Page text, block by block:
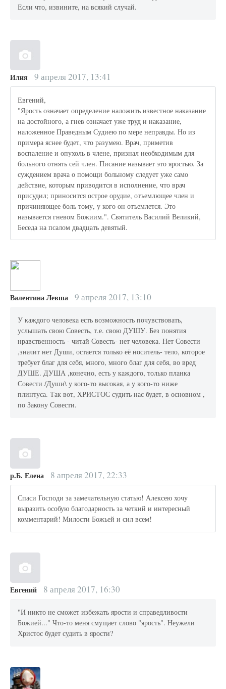
Если что, извините, на всякий случай.
Илия 9 апреля 2017, 13:41
Евгений,
"Ярость означает определение наложить известное наказание
на достойного, а гнев означает уже труд и наказание,
наложенное Праведным Судиею по мере неправды. Но из
примера яснее будет, что разумею. Врач, приметив
воспаление и опухоль в члене, признал необходимым для
больного отнять сей член. Писание называет это яростью. За
суждением врача о помощи больному следует уже само
действие, которым приводится в исполнение, что врач
присудил; приносится острое орудие, отъемлющее член и
причиняющее боль тому, у кого он отъемлется. Это
называется гневом Божиим.". Святитель Василий Великий,
Беседа на псалом двадцать девятый.
Валентина Левша 9 апреля 2017, 13:10
У каждого человека есть возможность почувствовать,
услышать свою Совесть, т.е. свою ДУШУ. Без понятия
нравственность - читай Совесть- нет человека. Нет Совести
,значит нет Души, остается только её носитель- тело, которое
требует благ для себя, много, много благ для себя, во вред
ДУШЕ. ДУША ,конечно, есть у каждого, только планка
Совести /Души\ у кого-то высокая, а у кого-то ниже
плинтуса. Так вот, ХРИСТОС судить нас будет, в основном ,
по Закону Совести.
р.Б. Елена 8 апреля 2017, 22:33
Спаси Господи за замечательную статью! Алексею хочу
выразить особую благодарность за четкий и интересный
комментарий! Милости Божьей и сил всем!
Евгений 8 апреля 2017, 16:30
"И никто не сможет избежать ярости и справедливости
Божией..." Что-то меня смущает слово "ярость". Неужели
Христос будет судить в ярости?